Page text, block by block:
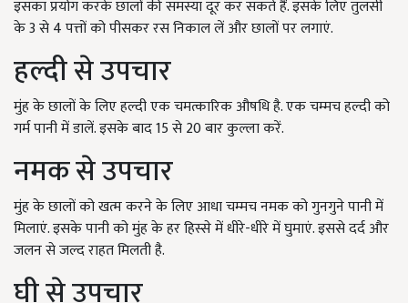
इसका प्रयोग करके छालों की समस्या दूर कर सकते हैं. इसके लिए तुलसी
के 3 से 4 पत्तों को पीसकर रस निकाल लें और छालों पर लगाएं.
हल्दी से उपचार
मुंह के छालों के लिए हल्दी एक चमत्कारिक औषधि है. एक चम्मच हल्दी को
गर्म पानी में डालें. इसके बाद 15 से 20 बार कुल्ला करें.
नमक से उपचार
मुंह के छालों को खत्म करने के लिए आधा चम्मच नमक को गुनगुने पानी में
मिलाएं. इसके पानी को मुंह के हर हिस्से में धीरे-धीरे में घुमाएं. इससे दर्द और
जलन से जल्द राहत मिलती है.